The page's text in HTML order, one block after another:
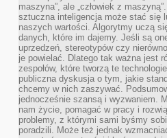
maszyna”, ale „człowiek z
sztuczna inteligencja może stać się
naszych wartości. Algorytmy uczą
danych, które im dajemy. Jeśli są
uprzedzeń, stereotypów czy
je powielać. Dlatego tak ważna jest
zespołów, które tworzą te
publiczna dyskusja o tym, jakie
chcemy w nich zaszywać.
jednocześnie szansą i wyzwaniem.
nam życie, pomagać w pracy i
problemy, z którymi sami byśmy
poradzili. Może też jednak